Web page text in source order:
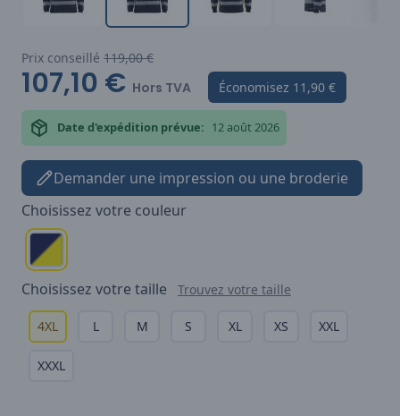
Prix conseillé 119,00 €
107,10 € Hors TVA Économisez 11,90 €
Date d'expédition prévue: 12 août 2026
Demander une impression ou une broderie
Choisissez votre couleur
Choisissez votre taille Trouvez votre taille
4XL L M S XL XS XXL
XXXL